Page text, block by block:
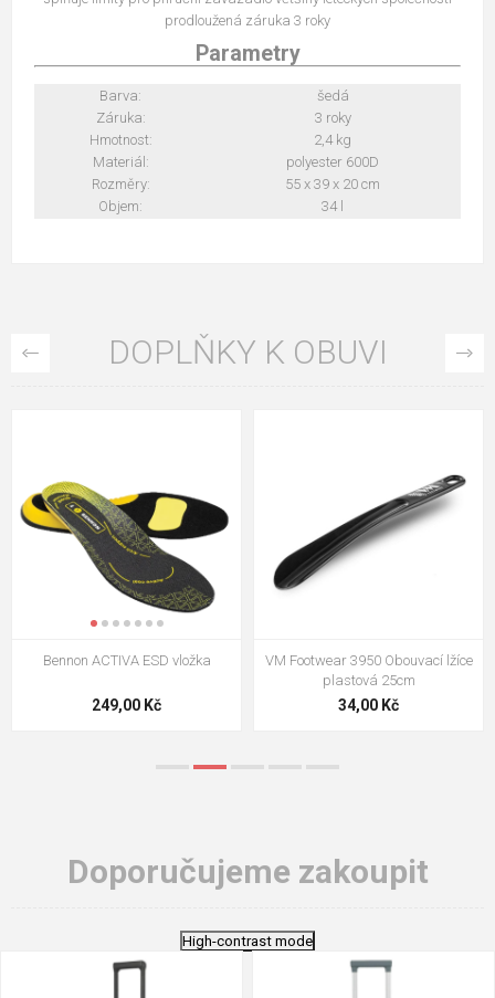
prodloužená záruka 3 roky
Parametry
Barva:
šedá
Záruka:
3 roky
Hmotnost:
2,4 kg
Materiál:
polyester 600D
Rozměry:
55 x 39 x 20 cm
Objem:
34 l
DOPLŇKY K OBUVI
VM Footwear 3009 Vkládací stélka
124,00 Kč
VM Footwear 3102 Tkaničky
ploché
18,70 Kč
Doporučujeme zakoupit
High-contrast mode